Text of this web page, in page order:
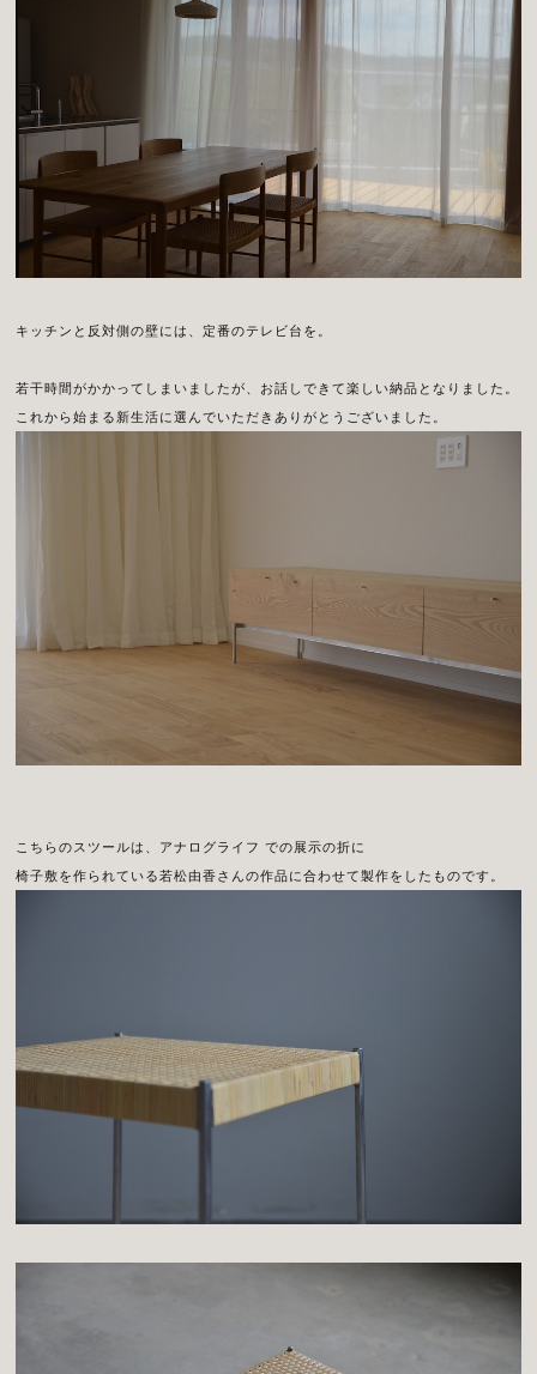
キッチンと反対側の壁には、定番のテレビ台を。
若干時間がかかってしまいましたが、お話しできて楽しい納品となりました。
これから始まる新生活に選んでいただきありがとうございました。
こちらのスツールは、アナログライフ での展示の折に
椅子敷を作られている若松由香さんの作品に合わせて製作をしたものです。